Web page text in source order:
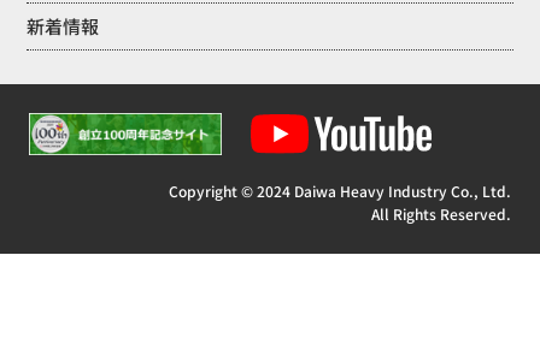
新着情報
Copyright © 2024 Daiwa Heavy Industry Co., Ltd.
All Rights Reserved.